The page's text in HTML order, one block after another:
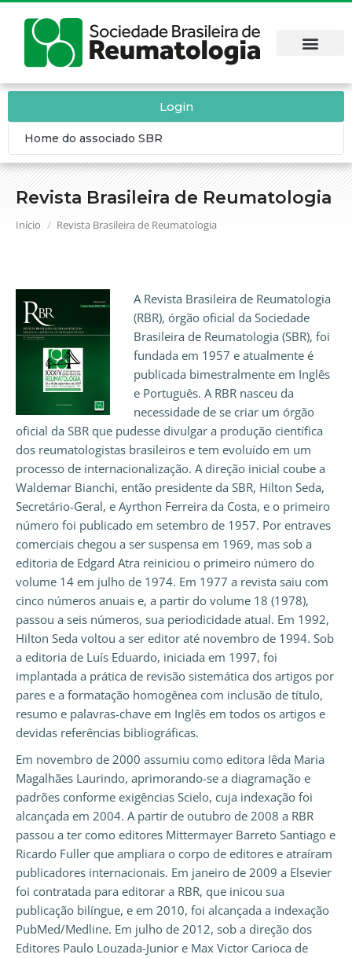
Revista Brasileira de Reumatologia
Você está aqui:
Início Revista Brasileira de Reumatologia
Login
Home do associado SBR
A Revista Brasileira de Reumatologia
(RBR), órgão oficial da Sociedade
Brasileira de Reumatologia (SBR), foi
fundada em 1957 e atualmente é
publicada bimestralmente em Inglês
e Português. A RBR nasceu da
necessidade de se criar um órgão
oficial da SBR que pudesse divulgar a produção científica
dos reumatologistas brasileiros e tem evoluído em um
processo de internacionalização. A direção inicial coube a
Waldemar Bianchi, então presidente da SBR, Hilton Seda,
Secretário-Geral, e Ayrthon Ferreira da Costa, e o primeiro
número foi publicado em setembro de 1957. Por entraves
comerciais chegou a ser suspensa em 1969, mas sob a
editoria de Edgard Atra reiniciou o primeiro número do
volume 14 em julho de 1974. Em 1977 a revista saiu com
cinco números anuais e, a partir do volume 18 (1978),
passou a seis números, sua periodicidade atual. Em 1992,
Hilton Seda voltou a ser editor até novembro de 1994. Sob
a editoria de Luís Eduardo, iniciada em 1997, foi
implantada a prática de revisão sistemática dos artigos por
pares e a formatação homogênea com inclusão de título,
resumo e palavras-chave em Inglês em todos os artigos e
devidas referências bibliográficas.
Em novembro de 2000 assumiu como editora Iêda Maria
Magalhães Laurindo, aprimorando-se a diagramação e
padrões conforme exigências Scielo, cuja indexação foi
alcançada em 2004. A partir de outubro de 2008 a RBR
passou a ter como editores Mittermayer Barreto Santiago e
Ricardo Fuller que ampliara o corpo de editores e atraíram
publicadores internacionais. Em janeiro de 2009 a Elsevier
foi contratada para editorar a RBR, que inicou sua
publicação bilíngue, e em 2010, foi alcançada a indexação
PubMed/Medline. Em julho de 2012, sob a direção dos
Editores Paulo Louzada-Junior e Max Victor Carioca de